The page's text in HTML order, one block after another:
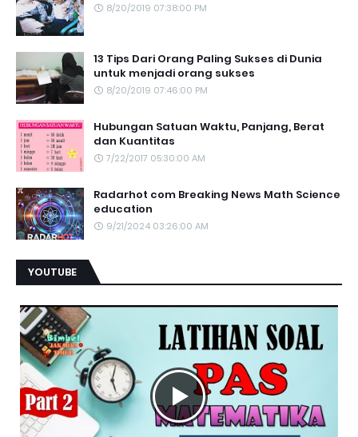
8/20/2019 07:38:00 PM
13 Tips Dari Orang Paling Sukses di Dunia
untuk menjadi orang sukses
8/20/2019 07:46:00 PM
Hubungan Satuan Waktu, Panjang, Berat
dan Kuantitas
7/22/2017 05:30:00 AM
Radarhot com Breaking News Math Science
education
9/21/2024 03:26:00 AM
YOUTUBE